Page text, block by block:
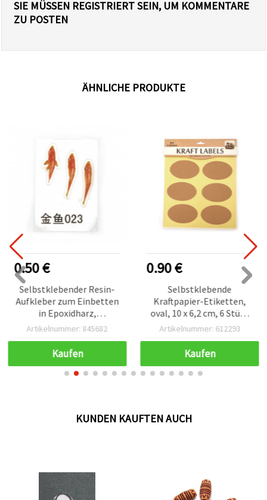
SIE MÜSSEN REGISTRIERT SEIN, UM KOMMENTARE
ZU POSTEN
ÄHNLICHE PRODUKTE
0.50 €
Selbstklebender Resin-
Aufkleber zum Einbetten
in Epoxidharz,
handbemalt mit 3D-
goldfarbener Fisch, Motiv
24×7 mm
Artikelnummer: 845682
Kaufen
0.90 €
Selbstklebende
Kraftpapier-Etiketten,
oval, 10 x 6,2 cm, 6 Stück
für Basteln &
Artikelnummer: 612293
Kaufen
KUNDEN KAUFTEN AUCH